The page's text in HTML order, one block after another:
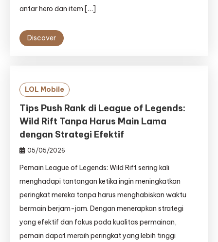
antar hero dan item […]
Discover
LOL Mobile
Tips Push Rank di League of Legends:
Wild Rift Tanpa Harus Main Lama
dengan Strategi Efektif
05/05/2026
Pemain League of Legends: Wild Rift sering kali
menghadapi tantangan ketika ingin meningkatkan
peringkat mereka tanpa harus menghabiskan waktu
bermain berjam-jam. Dengan menerapkan strategi
yang efektif dan fokus pada kualitas permainan,
pemain dapat meraih peringkat yang lebih tinggi